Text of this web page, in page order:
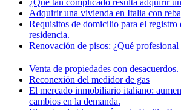
Adquirir una vivienda en Italia con
Requisitos de domicilio para el registro
residencia.
Renovación de pisos: ¿Qué profesional
Venta de propiedades con desacuerdos.
Reconexión del medidor de gas
El mercado inmobiliario italiano:
cambios en la demanda.